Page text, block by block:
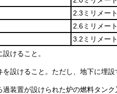
2.3ミリメー
2.6ミリメー
3.2ミリメー
けること。
設けること。 ただし、地下に埋
過装置が設けられた炉の燃料タン